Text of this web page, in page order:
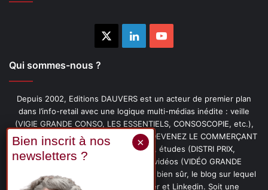
LinkedinYouTube
Qui sommes-nous ?
Depuis 2002, Editions DAUVERS est un acteur de premier plan
dans l’info-retail avec une logique multi-médias inédite : veille
(VIGIE GRANDE CONSO, LES ESSENTIELS, CONSOSCOPIE, etc.),
livres (PENSER-CLIENT, IMAGE-PRIX, DEVENEZ LE COMMERÇANT
PRÉFÉRÉ DE VOS CLIENTS, etc.), études (DISTRI PRIX,
PROMOFLASH, DRIVE INSIGHTS), vidéos (VIDÉO GRANDE
CONSO), podcasts (CAFÉ CONSO) et, bien sûr, le blog sur lequel
vous êtes, ainsi que les fils Twitter et Linkedin. Soit une